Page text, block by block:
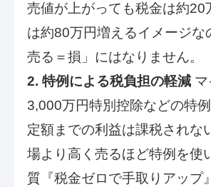
売値が上がっても税金は約20
は約80万円増えるイメージな
売る＝損」にはなりません。
2. 特例による税負担の軽減マ
3,000万円特別控除などの特
定額までの利益は課税されな
場より高く売るほど特例を使
質『税金ゼロで手取りアップ